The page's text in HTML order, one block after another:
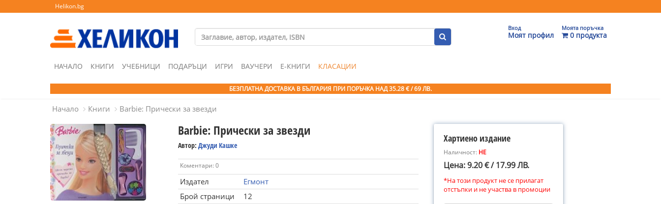
Helikon.bg
Вход
Моят профил
Моята поръчка
0 продукта
НАЧАЛО КНИГИ УЧЕБНИЦИ ПОДАРЪЦИ ИГРИ ВАУЧЕРИ Е-КНИГИ КЛАСАЦИИ
БЕЗПЛАТНА ДОСТАВКА В БЪЛГАРИЯ ПРИ ПОРЪЧКА НАД 35.28 € / 69 ЛВ.
Начало Книги Barbie: Прически за звезди
Barbie: Прически за звезди
Автор: Джуди Кашке
Коментари: 0
Издател
Егмонт
Брой страници
12
Хартиено издание
Наличност: НЕ
Цена: 9.20 € / 17.99 ЛВ.
*На този продукт не се прилагат
отстъпки и не участва в промоции